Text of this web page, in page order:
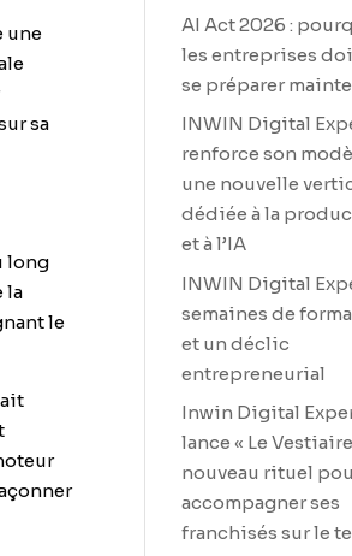
une
sa
long
la
le
AI Act 2026 :
les entreprises
se préparer
INWIN Digital
renforce son
une nouvelle
dédiée à la
et à l’IA
INWIN Digital
semaines de
et un déclic
entrepreneurial
Inwin Digital
lance « Le
nouveau rituel
accompagner ses
franchisés sur le